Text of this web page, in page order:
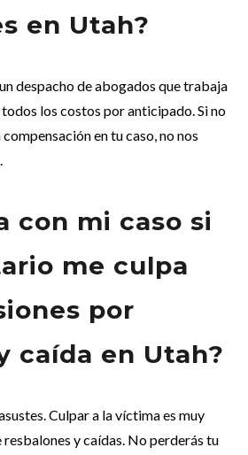
en Utah?
despacho de abogados que trabaja
los costos por anticipado. Si no
en tu caso, no nos
con mi caso si
me culpa
por
caída en Utah?
Culpar a la víctima es muy
resbalones y caídas. No perderás tu